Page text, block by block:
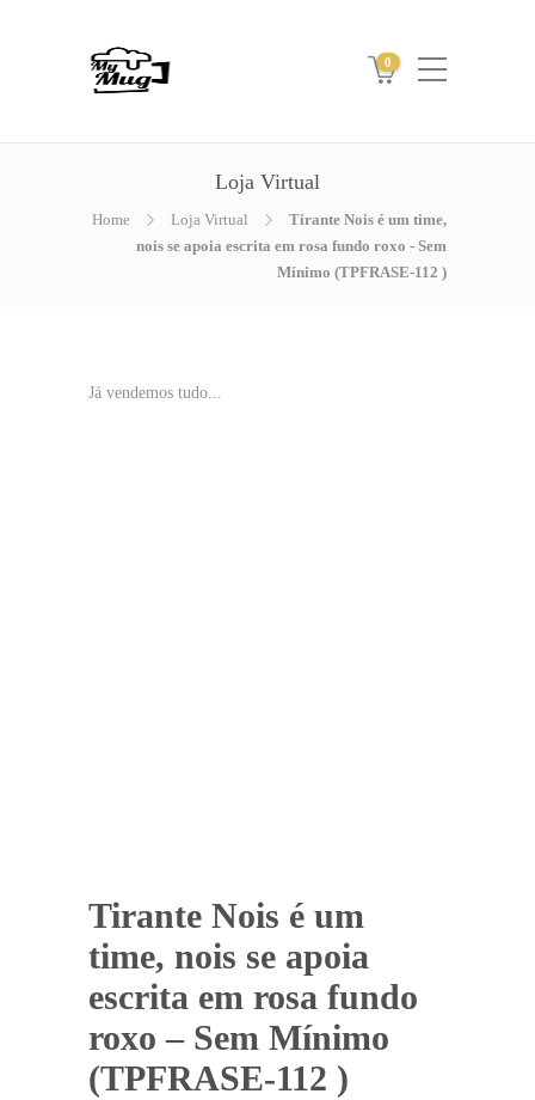
0
Loja Virtual
Home Loja Virtual
Tirante Nois é um time,
nois se apoia escrita em rosa fundo roxo - Sem
Mínimo (TPFRASE-112 )
Já vendemos tudo...
Tirante Nois é um
time, nois se apoia
escrita em rosa fundo
roxo – Sem Mínimo
(TPFRASE-112 )